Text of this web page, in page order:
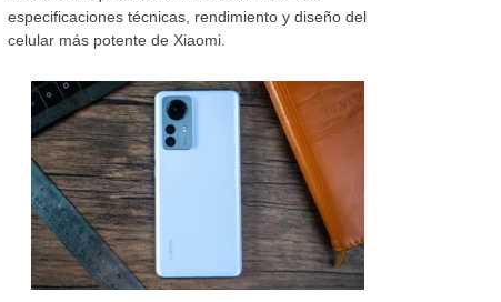
especificaciones técnicas, rendimiento y diseño del
celular más potente de Xiaomi.